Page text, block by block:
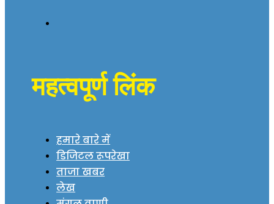
महत्वपूर्ण लिंक
हमारे बारे में
डिजिटल रूपरेखा
ताजा खबर
लेख